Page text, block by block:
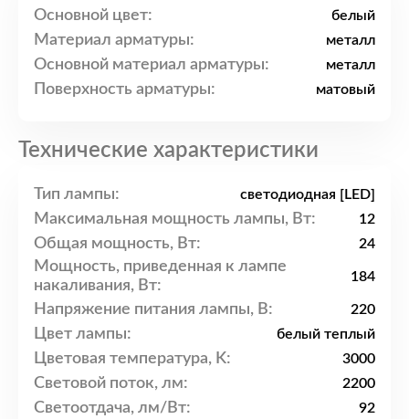
Основной цвет: белый
Материал арматуры: металл
Основной материал арматуры: металл
Поверхность арматуры: матовый
Технические характеристики
Тип лампы: светодиодная [LED]
Максимальная мощность лампы, Вт: 12
Общая мощность, Вт: 24
Мощность, приведенная к лампе
накаливания, Вт:
184
Напряжение питания лампы, В: 220
Цвет лампы: белый теплый
Цветовая температура, K: 3000
Световой поток, лм: 2200
Светоотдача, лм/Вт: 92